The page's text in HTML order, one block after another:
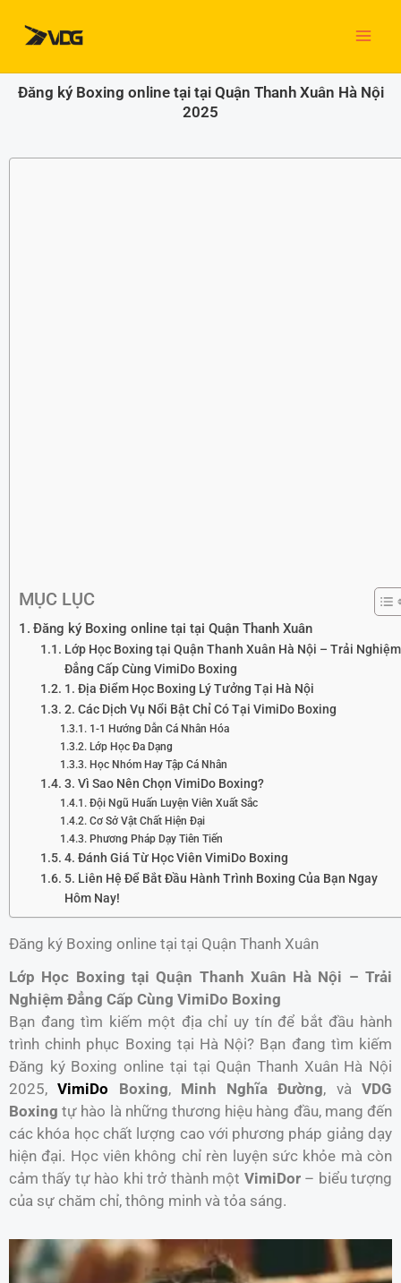
dung
Đăng ký Boxing online tại tại Quận Thanh Xuân Hà Nội
2025
MỤC LỤC
Đăng ký Boxing online tại tại Quận Thanh Xuân
Lớp Học Boxing tại Quận Thanh Xuân Hà Nội – Trải Nghiệm
Đẳng Cấp Cùng VimiDo Boxing
1. Địa Điểm Học Boxing Lý Tưởng Tại Hà Nội
2. Các Dịch Vụ Nổi Bật Chỉ Có Tại VimiDo Boxing
1-1 Hướng Dẫn Cá Nhân Hóa
Lớp Học Đa Dạng
Học Nhóm Hay Tập Cá Nhân
3. Vì Sao Nên Chọn VimiDo Boxing?
Đội Ngũ Huấn Luyện Viên Xuất Sắc
Cơ Sở Vật Chất Hiện Đại
Phương Pháp Dạy Tiên Tiến
4. Đánh Giá Từ Học Viên VimiDo Boxing
5. Liên Hệ Để Bắt Đầu Hành Trình Boxing Của Bạn Ngay
Hôm Nay!
Đăng ký Boxing online tại tại Quận Thanh Xuân
Lớp Học Boxing tại Quận Thanh Xuân Hà Nội – Trải
Nghiệm Đẳng Cấp Cùng VimiDo Boxing
Bạn đang tìm kiếm một địa chỉ uy tín để bắt đầu hành
trình chinh phục Boxing tại Hà Nội? Bạn đang tìm kiếm
Đăng ký Boxing online tại tại Quận Thanh Xuân Hà Nội
2025,VimiDo Boxing, Minh Nghĩa Đường, vàVDG
Boxing tự hào là những thương hiệu hàng đầu, mang đến
các khóa học chất lượng cao với phương pháp giảng dạy
hiện đại. Học viên không chỉ rèn luyện sức khỏe mà còn
cảm thấy tự hào khi trở thành một VimiDor– biểu tượng
của sự chăm chỉ, thông minh và tỏa sáng.